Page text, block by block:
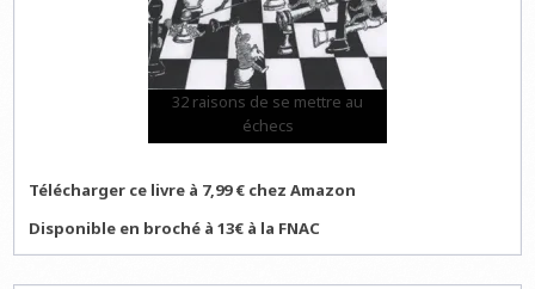
32 raisons de se mettre au
échecs
Télécharger ce livre à 7,99 € chez Amazon
Disponible en broché à 13€ à la FNAC